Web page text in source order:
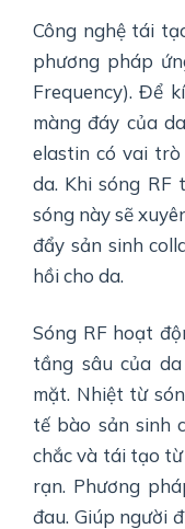
Công nghệ tái
phương pháp
Frequency). Để
màng đáy của
elastin có vai
da. Khi sóng RF
sóng này sẽ
đẩy sản sinh
hồi cho da.
Sóng RF hoạt
tầng sâu của
mặt. Nhiệt từ
tế bào sản sinh
chắc và tái tạo
rạn. Phương
đau. Giúp người